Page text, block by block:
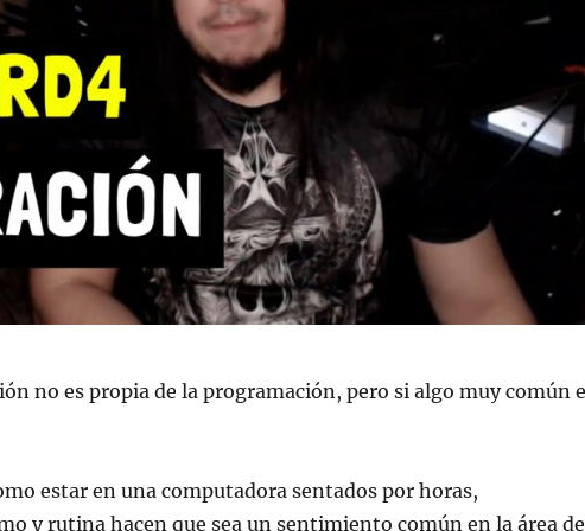
no es propia de la programación, pero si algo muy común
estar en una computadora sentados por horas,
y rutina hacen que sea un sentimiento común en la área